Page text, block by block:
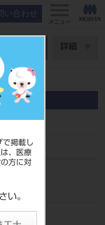
で掲載し
、医療
方に対
い。
い合わせ
メニュー
詳細